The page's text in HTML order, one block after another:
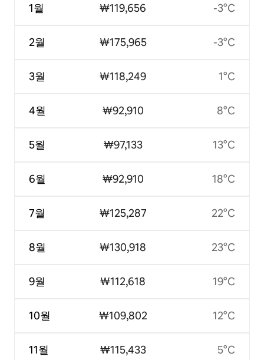
1월
2월
3월
4월
5월
6월
7월
8월
9월
10월
11월
₩119,656
₩175,965
₩118,249
₩92,910
₩97,133
₩92,910
₩125,287
₩130,918
₩112,618
₩109,802
₩115,433
-3°C
-3°C
1°C
8°C
13°C
18°C
22°C
23°C
19°C
12°C
5°C